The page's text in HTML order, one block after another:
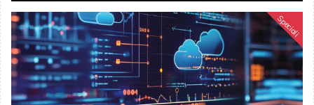
Speciali